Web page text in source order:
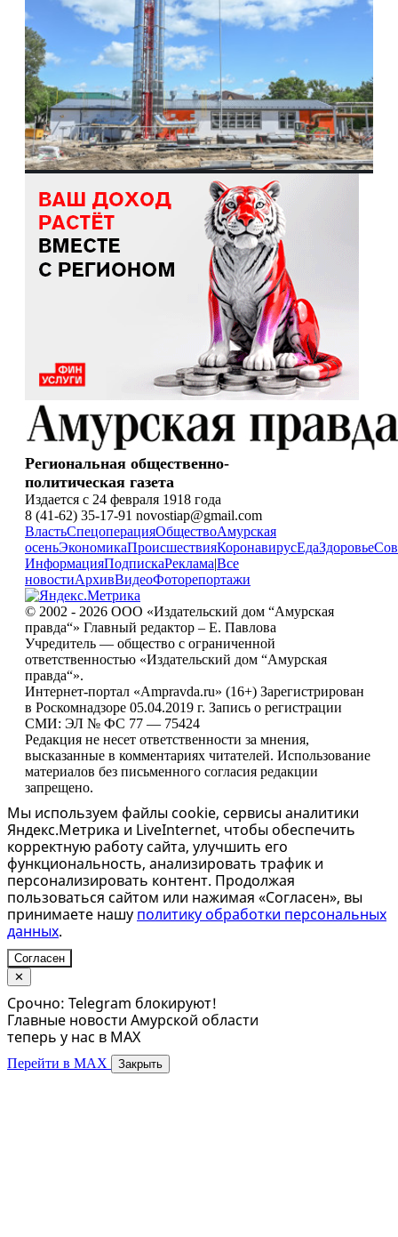
Региональная общественно-
политическая газета
Издается с 24 февраля 1918 года
8 (41-62) 35-17-91 novostiap@gmail.com
ВластьСпецоперацияОбществоАмурская
осеньЭкономикаПроисшествияКоронавирусЕдаЗдоровье
ИнформацияПодпискаРеклама|Все
новостиАрхивВидеоФоторепортажи
© 2002 - 2026 ООО «Издательский дом “Амурская
правда“» Главный редактор – Е. Павлова
Учредитель — общество с ограниченной
ответственностью «Издательский дом “Амурская
правда“».
Интернет-портал «Ampravda.ru» (16+) Зарегистрирован
в Роскомнадзоре 05.04.2019 г. Запись о регистрации
СМИ: ЭЛ № ФС 77 — 75424
Редакция не несет ответственности за мнения,
высказанные в комментариях читателей. Использование
материалов без письменного согласия редакции
запрещено.
Мы используем файлы cookie, сервисы аналитики
Яндекс.Метрика и LiveInternet, чтобы обеспечить
корректную работу сайта, улучшить его
функциональность, анализировать трафик и
персонализировать контент. Продолжая
пользоваться сайтом или нажимая «Согласен», вы
принимаете нашу политику обработки персональных
данных.
Согласен
✕
Срочно: Telegram блокируют!
Главные новости Амурской области
теперь у нас в MAX
Перейти в MAX Закрыть